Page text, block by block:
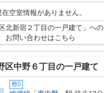
在空室情報がありません。
区北新宿２丁目の一戸建て」への
お問い合わせはこちら
区中野６丁目の一戸建て
敷0